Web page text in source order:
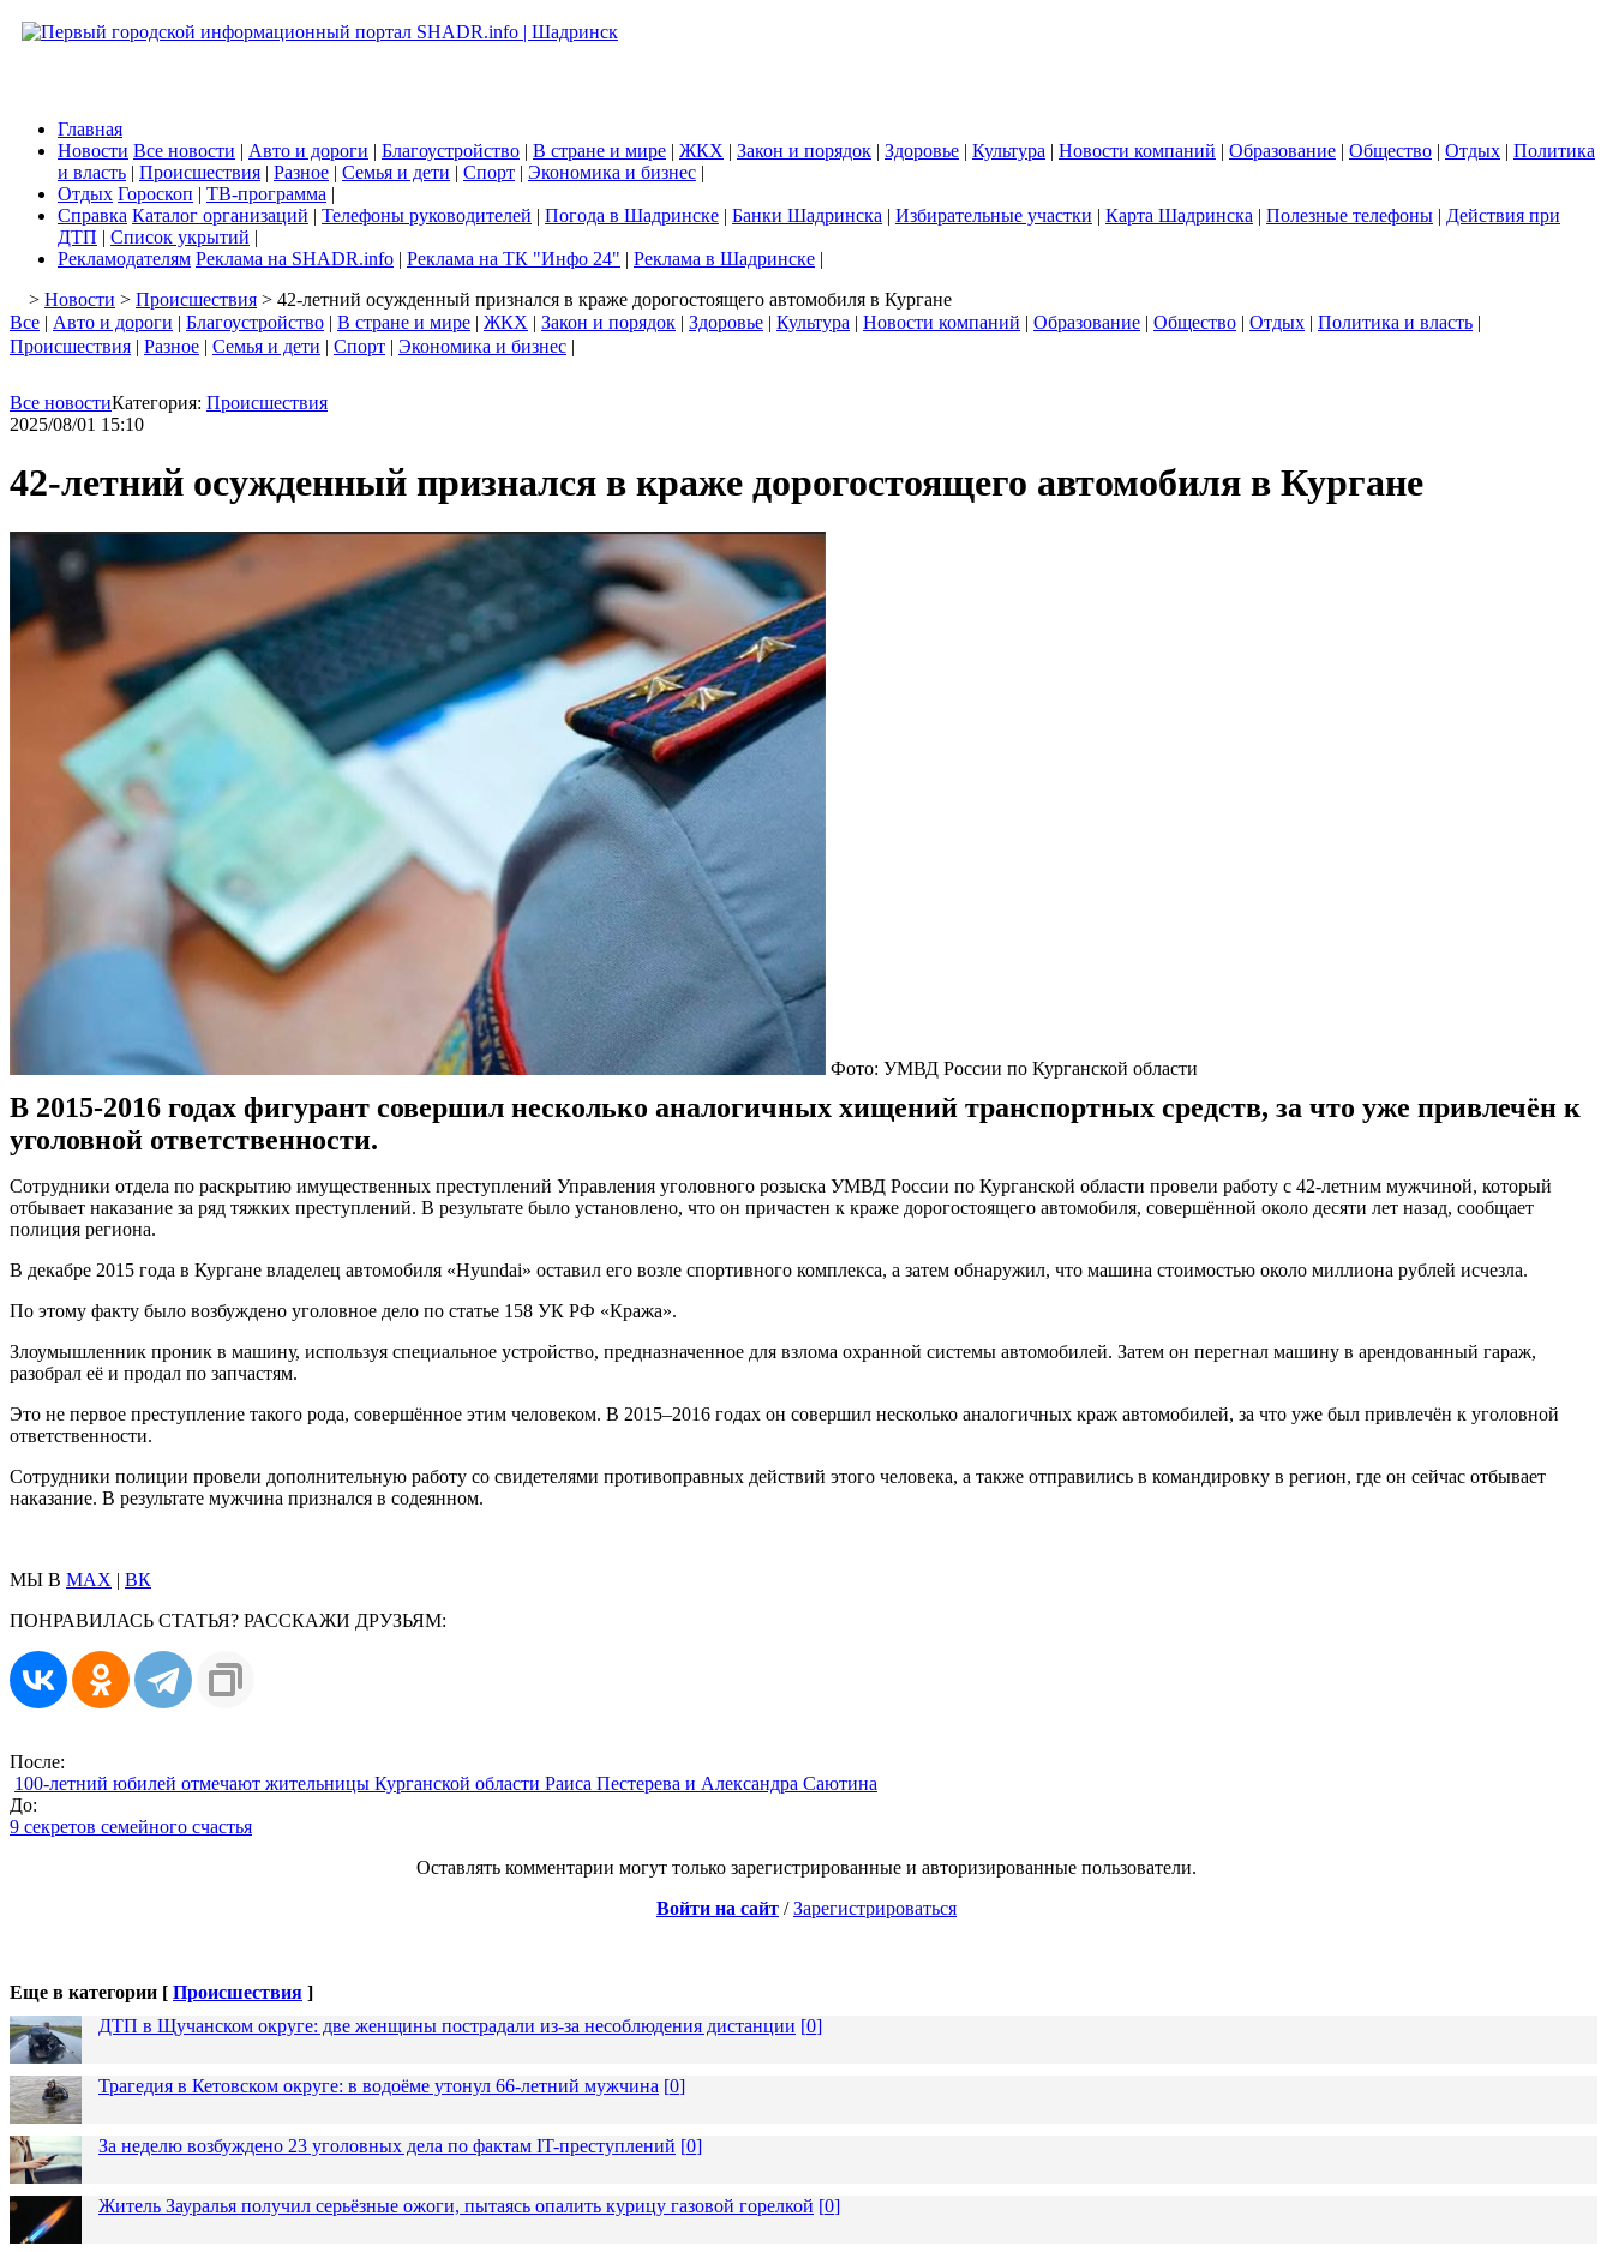
Главная
Новости Все новости | Авто и дороги | Благоустройство | В стране и мире | ЖКХ | Закон и порядок | Здоровье | Культура | Новости компаний | Образование | Общество | Отдых | Политика
и власть | Происшествия | Разное | Семья и дети | Спорт | Экономика и бизнес |
Отдых Гороскоп | ТВ-программа |
Справка Каталог организаций | Телефоны руководителей | Погода в Шадринске | Банки Шадринска | Избирательные участки | Карта Шадринска | Полезные телефоны | Действия при
ДТП | Список укрытий |
Рекламодателям Реклама на SHADR.info | Реклама на ТК "Инфо 24" | Реклама в Шадринске |
> Новости > Происшествия > 42-летний осужденный признался в краже дорогостоящего автомобиля в Кургане
Все | Авто и дороги | Благоустройство | В стране и мире | ЖКХ | Закон и порядок | Здоровье | Культура | Новости компаний | Образование | Общество | Отдых | Политика и власть |
Происшествия | Разное | Семья и дети | Спорт | Экономика и бизнес |
Все новостиКатегория: Происшествия
2025/08/01 15:10
42-летний осужденный признался в краже дорогостоящего автомобиля в Кургане
Фото: УМВД России по Курганской области
В 2015-2016 годах фигурант совершил несколько аналогичных хищений транспортных средств, за что уже привлечён к
уголовной ответственности.
Сотрудники отдела по раскрытию имущественных преступлений Управления уголовного розыска УМВД России по Курганской области провели работу с 42-летним мужчиной, который
отбывает наказание за ряд тяжких преступлений. В результате было установлено, что он причастен к краже дорогостоящего автомобиля, совершённой около десяти лет назад, сообщает
полиция региона.
В декабре 2015 года в Кургане владелец автомобиля «Hyundai» оставил его возле спортивного комплекса, а затем обнаружил, что машина стоимостью около миллиона рублей исчезла.
По этому факту было возбуждено уголовное дело по статье 158 УК РФ «Кража».
Злоумышленник проник в машину, используя специальное устройство, предназначенное для взлома охранной системы автомобилей. Затем он перегнал машину в арендованный гараж,
разобрал её и продал по запчастям.
Это не первое преступление такого рода, совершённое этим человеком. В 2015–2016 годах он совершил несколько аналогичных краж автомобилей, за что уже был привлечён к уголовной
ответственности.
Сотрудники полиции провели дополнительную работу со свидетелями противоправных действий этого человека, а также отправились в командировку в регион, где он сейчас отбывает
наказание. В результате мужчина признался в содеянном.
МЫ В MAX | ВК
ПОНРАВИЛАСЬ СТАТЬЯ? РАССКАЖИ ДРУЗЬЯМ:
После:
100-летний юбилей отмечают жительницы Курганской области Раиса Пестерева и Александра Саютина
До:
9 секретов семейного счастья
Оставлять комментарии могут только зарегистрированные и авторизированные пользователи.
Войти на сайт /Зарегистрироваться
Еще в категории [ Происшествия ]
ДТП в Щучанском округе: две женщины пострадали из-за несоблюдения дистанции [0]
Трагедия в Кетовском округе: в водоёме утонул 66-летний мужчина [0]
За неделю возбуждено 23 уголовных дела по фактам IT-преступлений [0]
Житель Зауралья получил серьёзные ожоги, пытаясь опалить курицу газовой горелкой [0]